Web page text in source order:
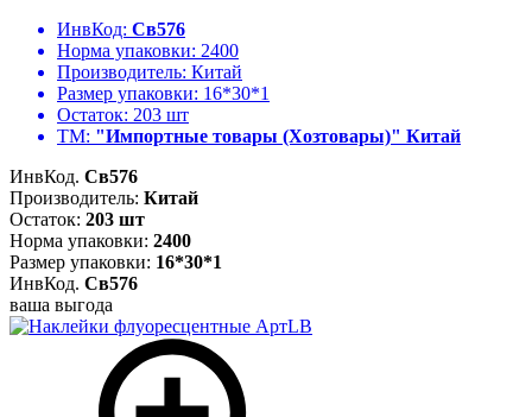
ИнвКод: Св576
Норма упаковки: 2400
Производитель: Китай
Размер упаковки: 16*30*1
Остаток: 203 шт
ТМ: "Импортные товары (Хозтовары)" Китай
ИнвКод. Св576
Производитель: Китай
Остаток: 203 шт
Норма упаковки: 2400
Размер упаковки: 16*30*1
ИнвКод. Св576
ваша выгода